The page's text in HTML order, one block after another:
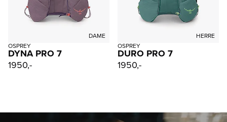
DAME
OSPREY
DYNA PRO 7
1950,-
HERRE
OSPREY
DURO PRO 7
1950,-